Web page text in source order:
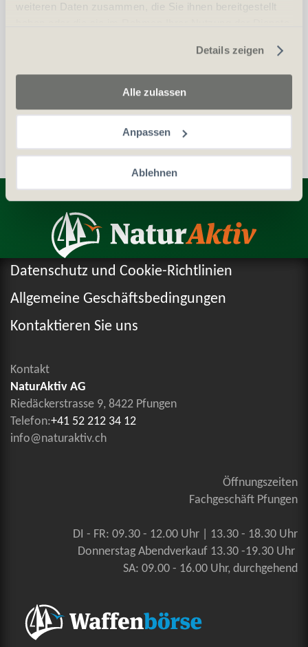
weiteren Daten zusammen, die Sie ihnen bereitgestellt
Details zeigen
Alle zulassen
Anpassen
Ablehnen
Auszug aus dem Zentralstrafregister (ZSA)
Entdecken Sie weitere Produkte
Datenschutz und Cookie-Richtlinien
Allgemeine Geschäftsbedingungen
Kontaktieren Sie uns
Kontakt
NaturAktiv AG
Riedäckerstrasse 9, 8422 Pfungen
Telefon:+41 52 212 34 12
info@naturaktiv.ch
Öffnungszeiten
Fachgeschäft Pfungen
DI - FR: 09.30 - 12.00 Uhr | 13.30 - 18.30 Uhr
Donnerstag Abendverkauf 13.30 -19.30 Uhr
SA: 09.00 - 16.00 Uhr, durchgehend